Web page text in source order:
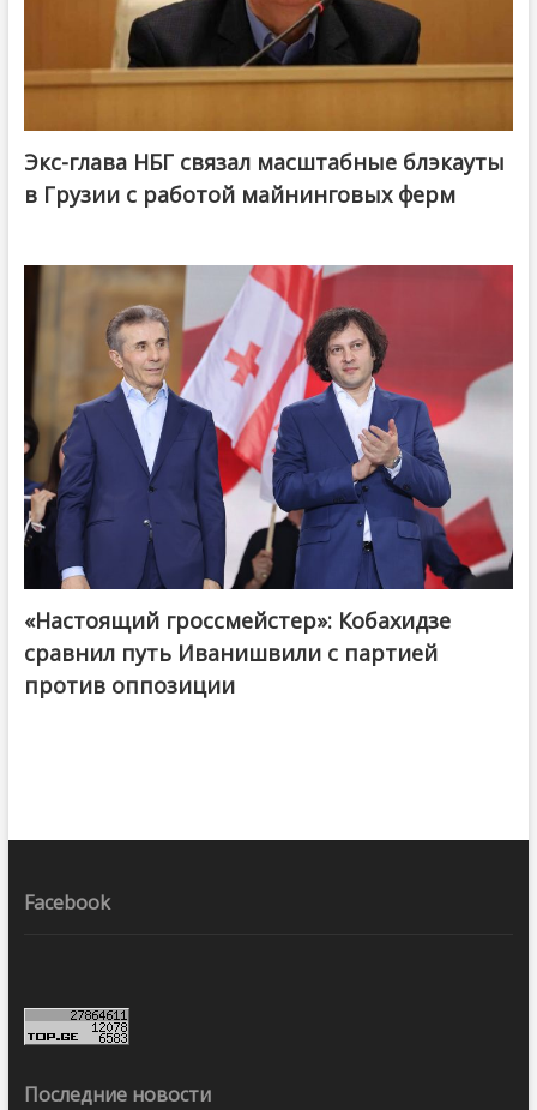
Экс-глава НБГ связал масштабные блэкауты
в Грузии с работой майнинговых ферм
@ქართული ოცნება / Georgian Dream
«Настоящий гроссмейстер»: Кобахидзе
сравнил путь Иванишвили с партией
против оппозиции
Facebook
Последние новости